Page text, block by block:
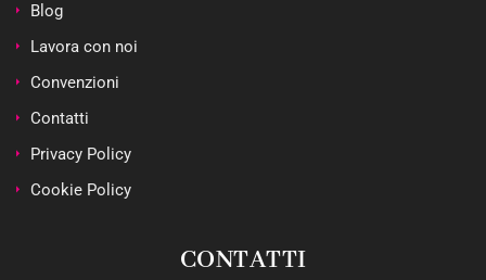
Blog
Lavora con noi
Convenzioni
Contatti
Privacy Policy
Cookie Policy
CONTATTI